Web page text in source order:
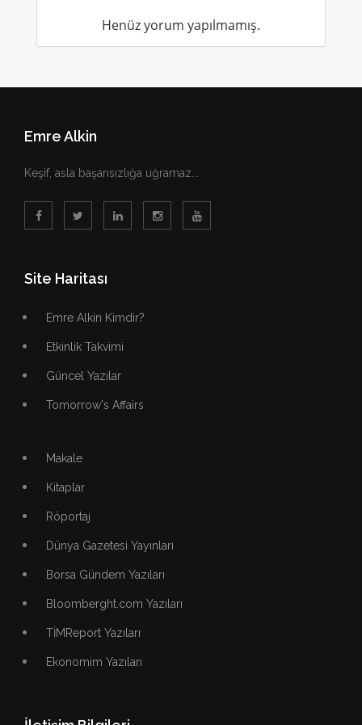
Henüz yorum yapılmamış.
Emre Alkin
Keşif, asla başarısızlığa uğramaz...
Site Haritası
Emre Alkin Kimdir?
Etkinlik Takvimi
Güncel Yazılar
Tomorrow's Affairs
Makale
Kitaplar
Röportaj
Dünya Gazetesi Yayınları
Borsa Gündem Yazıları
Bloomberght.com Yazıları
TİMReport Yazıları
Ekonomim Yazıları